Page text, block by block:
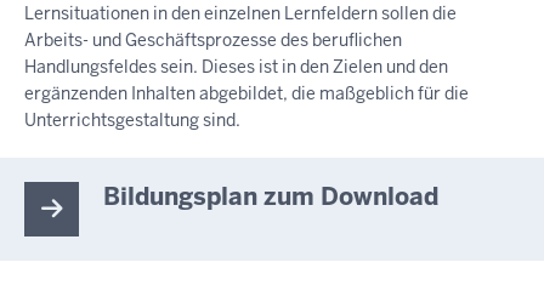
Lernsituationen in den einzelnen Lernfeldern sollen die
Arbeits- und Geschäftsprozesse des beruflichen
Handlungsfeldes sein. Dieses ist in den Zielen und den
ergänzenden Inhalten abgebildet, die maßgeblich für die
Unterrichtsgestaltung sind.
Bildungsplan zum Download